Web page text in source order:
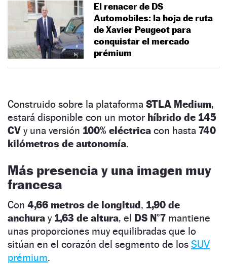
El renacer de DS
Automobiles: la hoja de ruta
de Xavier Peugeot para
conquistar el mercado
prémium
Construido sobre la plataforma STLA Medium,
estará disponible con un motor híbrido de 145
CV y una versión 100% eléctrica con hasta 740
kilómetros de autonomía.
Más presencia y una imagen muy
francesa
Con 4,66 metros de longitud, 1,90 de
anchura y 1,63 de altura, el DS N°7 mantiene
unas proporciones muy equilibradas que lo
sitúan en el corazón del segmento de los SUV
prémium.